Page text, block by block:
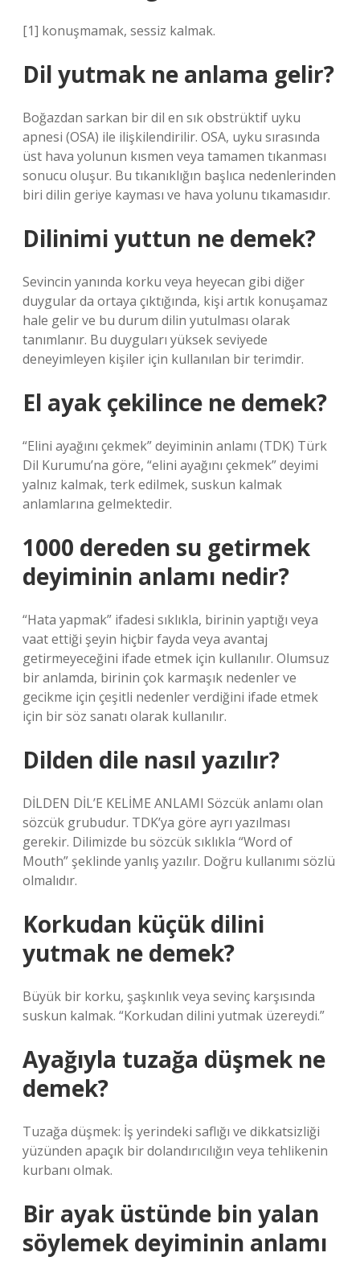
[1] konuşmamak, sessiz kalmak.
Dil yutmak ne anlama gelir?
Boğazdan sarkan bir dil en sık obstrüktif uyku
apnesi (OSA) ile ilişkilendirilir. OSA, uyku sırasında
üst hava yolunun kısmen veya tamamen tıkanması
sonucu oluşur. Bu tıkanıklığın başlıca nedenlerinden
biri dilin geriye kayması ve hava yolunu tıkamasıdır.
Dilinimi yuttun ne demek?
Sevincin yanında korku veya heyecan gibi diğer
duygular da ortaya çıktığında, kişi artık konuşamaz
hale gelir ve bu durum dilin yutulması olarak
tanımlanır. Bu duyguları yüksek seviyede
deneyimleyen kişiler için kullanılan bir terimdir.
El ayak çekilince ne demek?
“Elini ayağını çekmek” deyiminin anlamı (TDK) Türk
Dil Kurumu’na göre, “elini ayağını çekmek” deyimi
yalnız kalmak, terk edilmek, suskun kalmak
anlamlarına gelmektedir.
1000 dereden su getirmek
deyiminin anlamı nedir?
“Hata yapmak” ifadesi sıklıkla, birinin yaptığı veya
vaat ettiği şeyin hiçbir fayda veya avantaj
getirmeyeceğini ifade etmek için kullanılır. Olumsuz
bir anlamda, birinin çok karmaşık nedenler ve
gecikme için çeşitli nedenler verdiğini ifade etmek
için bir söz sanatı olarak kullanılır.
Dilden dile nasıl yazılır?
DİLDEN DİL’E KELİME ANLAMI Sözcük anlamı olan
sözcük grubudur. TDK’ya göre ayrı yazılması
gerekir. Dilimizde bu sözcük sıklıkla “Word of
Mouth” şeklinde yanlış yazılır. Doğru kullanımı sözlü
olmalıdır.
Korkudan küçük dilini
yutmak ne demek?
Büyük bir korku, şaşkınlık veya sevinç karşısında
suskun kalmak. “Korkudan dilini yutmak üzereydi.”
Ayağıyla tuzağa düşmek ne
demek?
Tuzağa düşmek: İş yerindeki saflığı ve dikkatsizliği
yüzünden apaçık bir dolandırıcılığın veya tehlikenin
kurbanı olmak.
Bir ayak üstünde bin yalan
söylemek deyiminin anlamı